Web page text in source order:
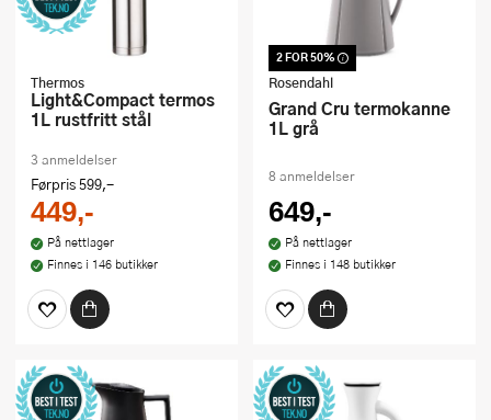
Thermos
Light&Compact termos
1L rustfritt stål
3 anmeldelser
Førpris599,-
449,-
På nettlager
Finnes i 146 butikker
2 FOR 50%
Dette produktet er
inkludert i vår kampanje.
Benytt deg av rabatten i
dag!
Rosendahl
Grand Cru termokanne
1L grå
8 anmeldelser
649,-
På nettlager
Finnes i 148 butikker